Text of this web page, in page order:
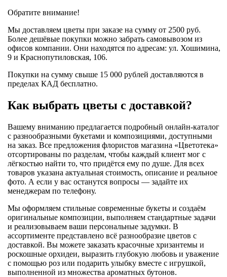
Обратите внимание!
Мы доставляем цветы при заказе на сумму от 2500 руб.
Более дешёвые покупки можно забрать самовывозом из
офисов компании. Они находятся по адресам: ул. Хошимина,
9 и Краснопутиловская, 106.
Покупки на сумму свыше 15 000 рублей доставляются в
пределах КАД бесплатно.
Как выбрать цветы с доставкой?
Вашему вниманию предлагается подробный онлайн-каталог
с разнообразными букетами и композициями, доступными
на заказ. Все предложения флористов магазина «Цветотека»
отсортированы по разделам, чтобы каждый клиент мог с
лёгкостью найти то, что придётся ему по душе. Для всех
товаров указана актуальная стоимость, описание и реальное
фото. А если у вас останутся вопросы — задайте их
менеджерам по телефону.
Мы оформляем стильные современные букеты и создаём
оригинальные композиции, выполняем стандартные задачи
и реализовываем ваши персональные задумки. В
ассортименте представлено всё разнообразие цветов с
доставкой. Вы можете заказать красочные хризантемы и
роскошные орхидеи, выразить глубокую любовь и уважение
с помощью роз или подарить улыбку вместе с игрушкой,
выполненной из множества ароматных бутонов.